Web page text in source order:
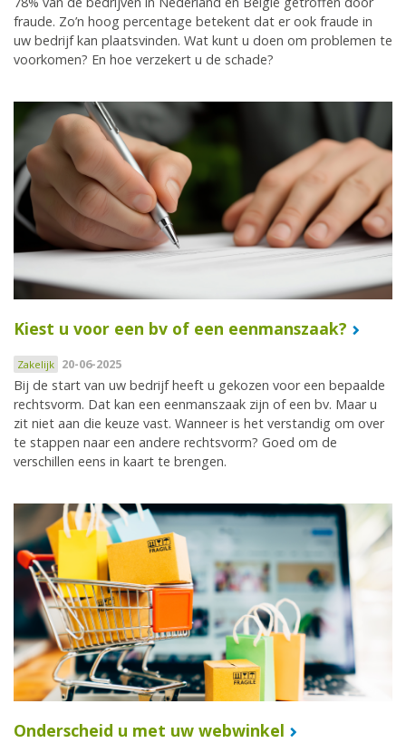
fraude. Zo’n hoog percentage betekent dat er ook fraude in
uw bedrijf kan plaatsvinden. Wat kunt u doen om problemen te
voorkomen? En hoe verzekert u de schade?
Kiest u voor een bv of een eenmanszaak?
Zakelijk 20-06-2025
Bij de start van uw bedrijf heeft u gekozen voor een bepaalde
rechtsvorm. Dat kan een eenmanszaak zijn of een bv. Maar u
zit niet aan die keuze vast. Wanneer is het verstandig om over
te stappen naar een andere rechtsvorm? Goed om de
verschillen eens in kaart te brengen.
Onderscheid u met uw webwinkel